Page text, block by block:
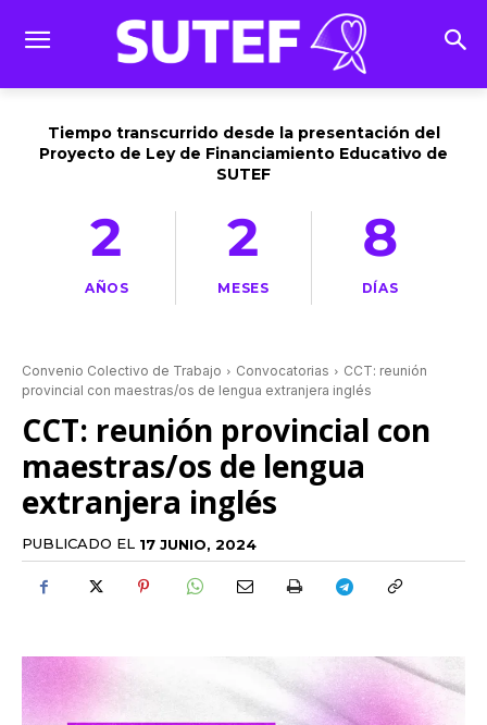
Tiempo transcurrido desde la presentación del
Proyecto de Ley de Financiamiento Educativo de
SUTEF
2
AÑOS
2
MESES
8
DÍAS
Convenio Colectivo de Trabajo Convocatorias
CCT: reunión
provincial con maestras/os de lengua extranjera inglés
CCT: reunión provincial con
maestras/os de lengua
extranjera inglés
PUBLICADO EL 17 JUNIO, 2024